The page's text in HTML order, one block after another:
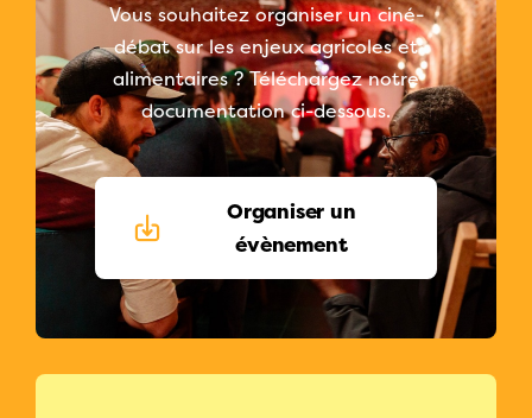
Vous souhaitez organiser un ciné-
débat sur les enjeux agricoles et
alimentaires ? Téléchargez notre
documentation ci-dessous.
Organiser un
évènement